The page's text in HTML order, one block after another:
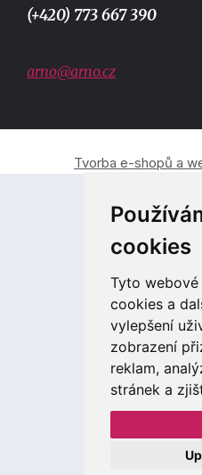
cookies
Tyto
cookies a
vylepšení
zobrazení
reklam,
stránek a
(+420) 773 667 390
arno@arno.cz
Tvorba e-shopů a